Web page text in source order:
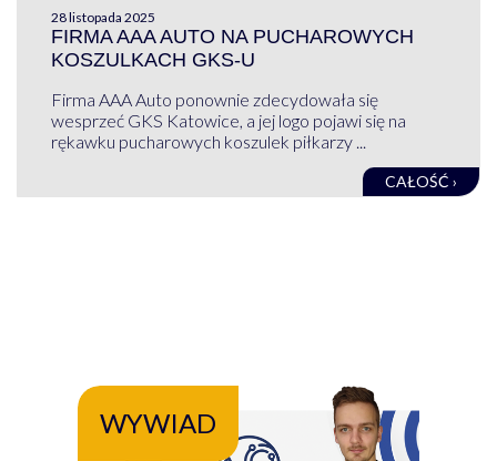
28 listopada 2025
FIRMA AAA AUTO NA PUCHAROWYCH
KOSZULKACH GKS-U
Firma AAA Auto ponownie zdecydowała się
wesprzeć GKS Katowice, a jej logo pojawi się na
rękawku pucharowych koszulek piłkarzy ...
CAŁOŚĆ ›
WYWIAD